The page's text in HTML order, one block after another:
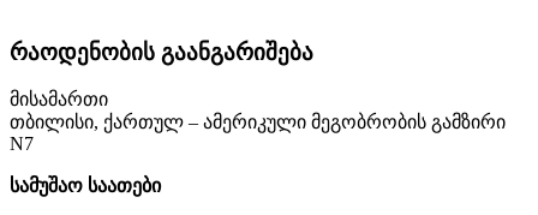
რაოდენობის გაანგარიშება
მისამართი
თბილისი, ქართულ – ამერიკული მეგობრობის გამზირი
N7
სამუშაო საათები